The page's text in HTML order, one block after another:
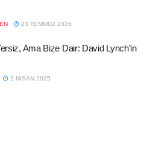
23 TEMMUZ 2026
Ama Bize Dair: David Lynch’in
2 NISAN 2025